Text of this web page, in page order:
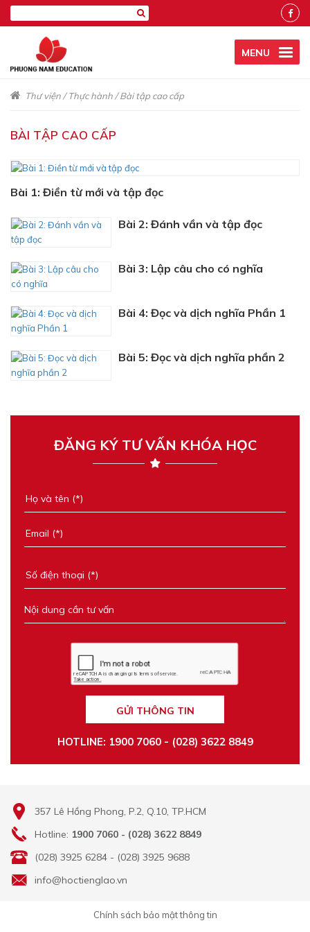
MENU
Thư viện/Thực hành/Bài tập cao cấp
BÀI TẬP CAO CẤP
Bài 1: Điền từ mới và tập đọc
Bài 2: Đánh vần và tập đọc
Bài 3: Lập câu cho có nghĩa
Bài 4: Đọc và dịch nghĩa Phần 1
Bài 5: Đọc và dịch nghĩa phần 2
ĐĂNG KÝ TƯ VẤN KHÓA HỌC
GỬI THÔNG TIN
HOTLINE: 1900 7060 - (028) 3622 8849
357 Lê Hồng Phong, P.2, Q.10, TP.HCM
Hotline: 1900 7060 - (028) 3622 8849
(028) 3925 6284 - (028) 3925 9688
info@hoctienglao.vn
Chính sách bảo mật thông tin